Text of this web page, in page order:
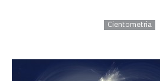
Cientometria